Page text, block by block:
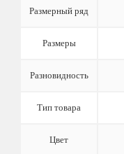
Размерный ряд
Размеры
Разновидность
Тип товара
Цвет